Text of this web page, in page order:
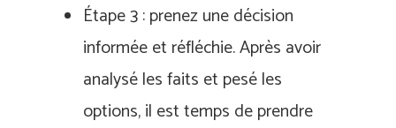
Étape 3 : prenez une décision
informée et réfléchie. Après avoir
analysé les faits et pesé les
options, il est temps de prendre